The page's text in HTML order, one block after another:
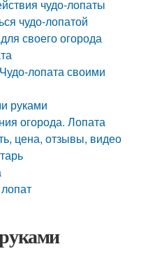
чудо-лопаты
чудо-лопатой
своего огорода
лопата своими
руками
огорода. Лопата
цена, отзывы, видео